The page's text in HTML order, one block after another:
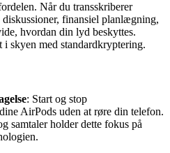
Når du transskriberer
finansiel planlægning,
hvordan din lyd beskyttes.
i skyen med standardkryptering.
: Start og stop
AirPods uden at røre din telefon.
samtaler holder dette fokus på